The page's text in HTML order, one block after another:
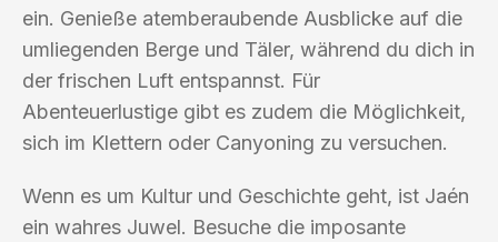
ein. Genieße atemberaubende Ausblicke auf die
umliegenden Berge und Täler, während du dich in
der frischen Luft entspannst. Für
Abenteuerlustige gibt es zudem die Möglichkeit,
sich im Klettern oder Canyoning zu versuchen.
Wenn es um Kultur und Geschichte geht, ist Jaén
ein wahres Juwel. Besuche die imposante